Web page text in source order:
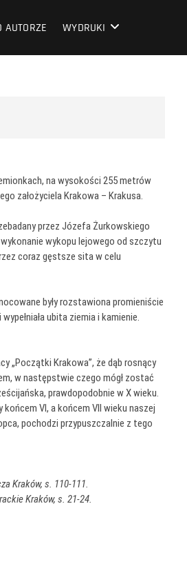
AUTORZE WYDRUKI
na wysokości 255 metrów
założyciela Krakowa – Krakusa.
przez Józefa Żurkowskiego
wykopu lejowego od szczytu
coraz gęstsze sita w celu
były rozstawiona promieniście
ubita ziemia i kamienie.
„Początki Krakowa”, że dąb rosnący
w następstwie czego mógł zostać
prawdopodobnie w X wieku.
VI, a końcem VII wieku naszej
pochodzi przypuszczalnie z tego
Kraków, s. 110-111.
Kraków, s. 21-24.